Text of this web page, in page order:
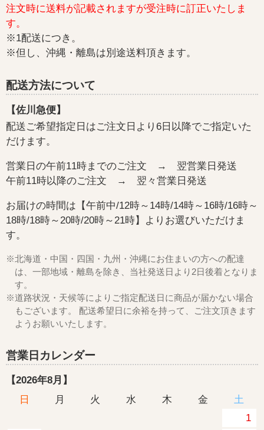
注文時に送料が記載されますが受注時に訂正いたしま
す。
※1配送につき。
※但し、沖縄・離島は別途送料頂きます。
配送方法について
【佐川急便】
配送ご希望指定日はご注文日より6日以降でご指定いた
だけます。
営業日の午前11時までのご注文 → 翌営業日発送
午前11時以降のご注文 → 翌々営業日発送
お届けの時間は【午前中/12時～14時/14時～16時/16時～
18時/18時～20時/20時～21時】よりお選びいただけま
す。
※北海道・中国・四国・九州・沖縄にお住まいの方への配達
は、一部地域・離島を除き、当社発送日より2日後着となりま
す。
※道路状況・天候等によりご指定配送日に商品が届かない場合
もございます。 配送希望日に余裕を持って、ご注文頂きます
ようお願いいたします。
営業日カレンダー
2026年8月
日
月 火 水 木 金
土
1